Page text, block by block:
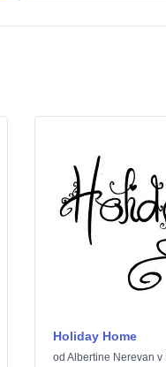
Holiday Home
od Albertine Nerevan v